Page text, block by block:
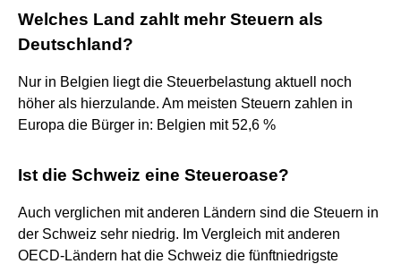
Welches Land zahlt mehr Steuern als
Deutschland?
Nur in Belgien liegt die Steuerbelastung aktuell noch
höher als hierzulande. Am meisten Steuern zahlen in
Europa die Bürger in: Belgien mit 52,6 %
Ist die Schweiz eine Steueroase?
Auch verglichen mit anderen Ländern sind die Steuern in
der Schweiz sehr niedrig. Im Vergleich mit anderen
OECD-Ländern hat die Schweiz die fünftniedrigste